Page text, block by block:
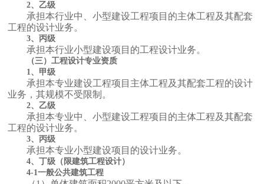
2、乙级
承担本行业中、小型建设工程项目的主体工程及其配套
工程的设计业务。
3、丙级
承担本行业小型建设项目的工程设计业务。
（三）工程设计专业资质
1、甲级
承担本专业建设工程项目主体工程及其配套工程的设计
业务，其规模不受限制。
2、乙级
承担本专业中、小型建设工程项目的主体工程及其配套
工程的设计业务。
3、丙级
承担本专业小型建设项目的设计业务。
4、丁级（限建筑工程设计）
4-1一般公共建筑工程